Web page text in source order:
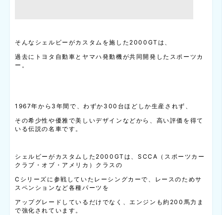
そんなシェルビーがカスタムを施した2000GTは、
過去にトヨタ自動車とヤマハ発動機が共同開発したスポーツカ
ー。
1967年から3年間で、わずか300台ほどしか生産されず、
その希少性や優雅で美しいデザインなどから、高い評価を得て
いる伝説の名車です。
シェルビーがカスタムした2000GTは、SCCA（スポーツカー
クラブ・オブ・アメリカ）クラスの
Cシリーズに参戦していたレーシングカーで、レースのためサ
スペンションなど各種パーツを
アップグレードしているだけでなく、エンジンも約200馬力ま
で強化されています。